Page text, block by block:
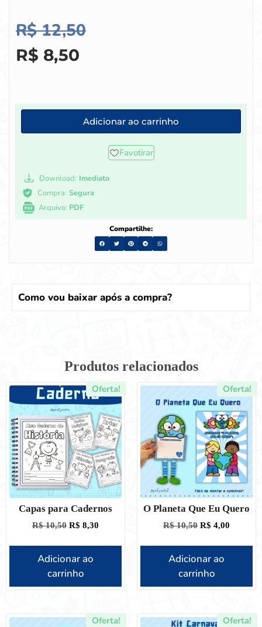
R$12,50
R$ 8,50
Adicionar ao carrinho
Favotirar
Download: Imediato
Compra: Segura
Arquivo: PDF
Compartilhe:
Como vou baixar após a compra?
Produtos relacionados
Oferta!
Capas para Cadernos
R$10,50 R$ 8,30
Adicionar ao
carrinho
Oferta!
O Planeta Que Eu Quero
R$10,50 R$ 4,00
Adicionar ao
carrinho
Oferta! Oferta!